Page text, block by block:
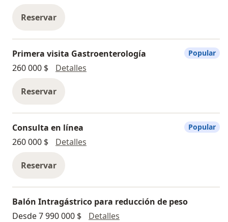
Reservar
Primera visita Gastroenterología
260 000 $
Detalles
Reservar
Popular
Consulta en línea
260 000 $
Detalles
Reservar
Popular
Balón Intragástrico para reducción de peso
Desde 7 990 000 $
Detalles